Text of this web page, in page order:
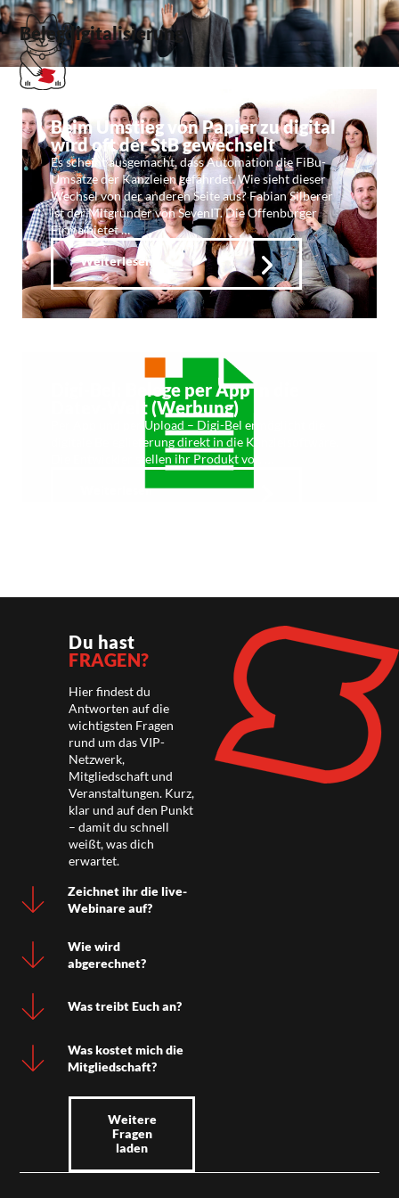
Belegdigitalisierung
Beim Umstieg von Papier zu digital
wird oft der StB gewechselt
Es scheint ausgemacht, dass Automation die FiBu-
Umsätze der Kanzleien gefährdet. Wie sieht dieser
Wechsel von der anderen Seite aus? Fabian Silberer
ist der Mitgründer von SevenIT. Die Offenburger
Firma bietet …
Weiterlesen
Digi-Bel: Belege per App in die
Datev-Welt (Werbung)
Per App und per Upload – Digi-Bel ermöglicht die
digitale Beleglieferung direkt in die Kanzleisoftware.
Die Entwickler stellen ihr Produkt vor. …
Weiterlesen
Du hast
FRAGEN?
Hier findest du
Antworten auf die
wichtigsten Fragen
rund um das VIP-
Netzwerk,
Mitgliedschaft und
Veranstaltungen. Kurz,
klar und auf den Punkt
– damit du schnell
weißt, was dich
erwartet.
Zeichnet ihr die live-
Webinare auf?
Wie wird
abgerechnet?
Was treibt Euch an?
Was kostet mich die
Mitgliedschaft?
Weitere
Fragen
laden